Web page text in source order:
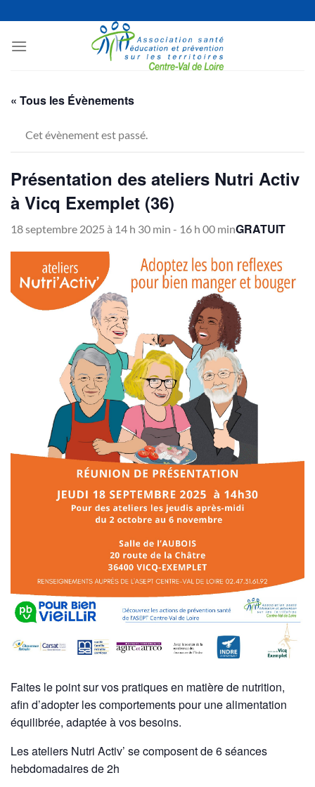
au
contenu
« Tous les Évènements
Cet évènement est passé.
Présentation des ateliers Nutri Activ
à Vicq Exemplet (36)
18 septembre 2025 à 14 h 30 min - 16 h 00 minGRATUIT
Faites le point sur vos pratiques en matière de nutrition,
afin d’adopter les comportements pour une alimentation
équilibrée, adaptée à vos besoins.
Les ateliers Nutri Activ’ se composent de 6 séances
hebdomadaires de 2h